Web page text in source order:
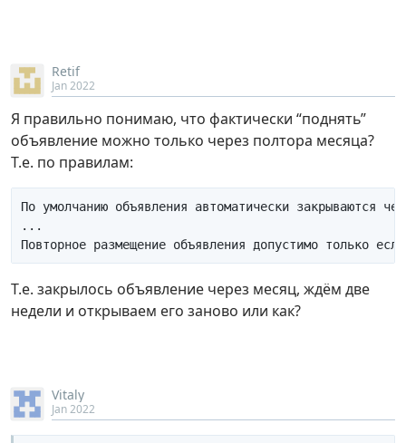
Retif
Jan 2022
Я правильно понимаю, что фактически “поднять”
объявление можно только через полтора месяца?
Т.е. по правилам:
По умолчанию объявления автоматически закрываются
...
Т.е. закрылось объявление через месяц, ждём две
недели и открываем его заново или как?
Vitaly
Jan 2022